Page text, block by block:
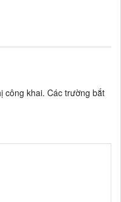
công khai. Các trường bắt